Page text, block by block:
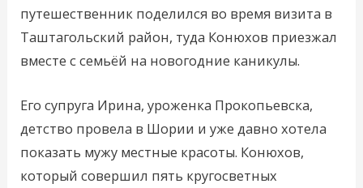
путешественник поделился во время визита в
Таштагольский район, туда Конюхов приезжал
вместе с семьёй на новогодние каникулы.
Его супруга Ирина, уроженка Прокопьевска,
детство провела в Шории и уже давно хотела
показать мужу местные красоты. Конюхов,
который совершил пять кругосветных